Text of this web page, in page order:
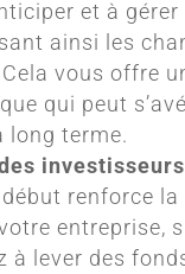
et à gérer
ainsi les
vous offre
qui peut
long terme.
investisseurs
renforce la
entreprise,
à lever des